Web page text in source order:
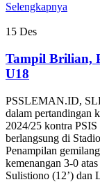
Selengkapnya
15 Des
Tampil Brilian,
U18
PSSLEMAN.ID,
dalam pertandingan
2024/25 kontra
berlangsung di
Penampilan
kemenangan 3-0
Sulistiono (12’) dan